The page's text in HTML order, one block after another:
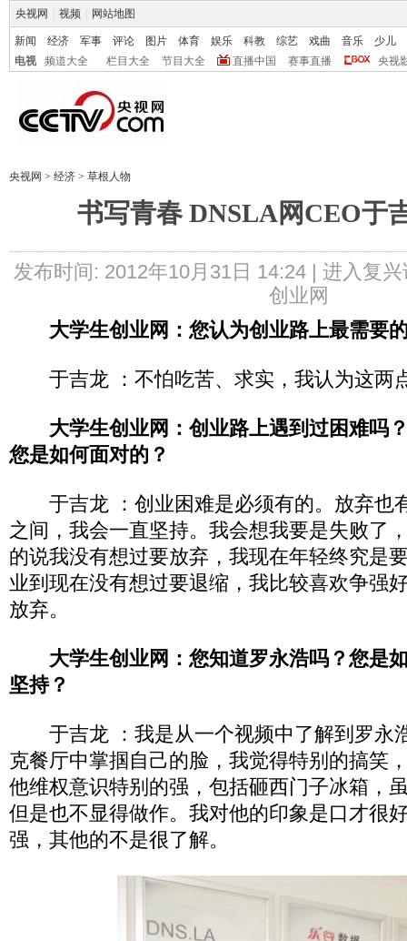
央视网 视频 网站地图
新闻 经济 军事 评论 图片 体育 娱乐 科教 综艺 戏曲 音乐
少儿
电视
频道大全 栏目大全 节目大全 直播中国 赛事直播 央视
央视网 > 经济 > 草根人物
书写青春 DNSLA网CEO于
发布时间: 2012年10月31日 14:24 | 进入复兴
创业网
大学生创业网：您认为创业路上最需要
于吉龙 ：不怕吃苦、求实，我认为这两
大学生创业网：创业路上遇到过困难吗
您是如何面对的？
于吉龙 ：创业困难是必须有的。放弃也
之间，我会一直坚持。我会想我要是失败了
的说我没有想过要放弃，我现在年轻终究是
业到现在没有想过要退缩，我比较喜欢争强
放弃。
大学生创业网：您知道罗永浩吗？您是
坚持？
于吉龙 ：我是从一个视频中了解到罗永
克餐厅中掌掴自己的脸，我觉得特别的搞笑
他维权意识特别的强，包括砸西门子冰箱，
但是也不显得做作。我对他的印象是口才很
强，其他的不是很了解。